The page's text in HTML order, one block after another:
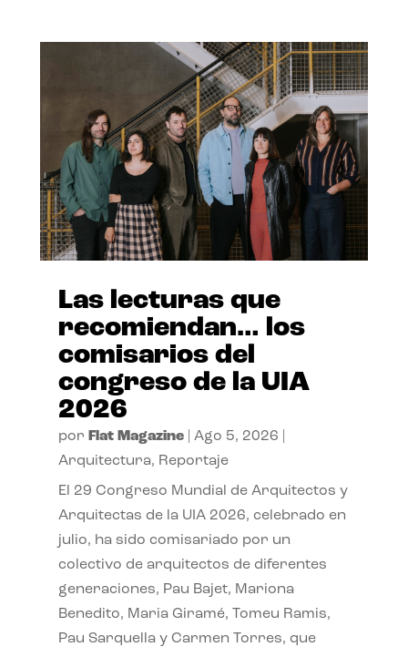
Las lecturas que
recomiendan… los
comisarios del
congreso de la UIA
2026
por Flat Magazine| Ago 5, 2026
Arquitectura, Reportaje
El 29 Congreso Mundial de Arquitectos y
Arquitectas de la UIA 2026, celebrado en
julio, ha sido comisariado por un
colectivo de arquitectos de diferentes
generaciones, Pau Bajet, Mariona
Benedito, Maria Giramé, Tomeu Ramis,
Pau Sarquella y Carmen Torres, que